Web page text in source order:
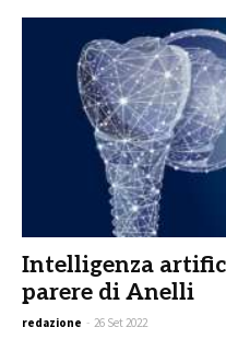
Intelligenza
parere di Anelli
redazione - 26 Set 2022